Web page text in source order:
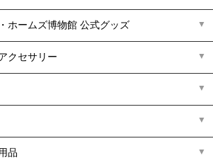
ホームズ博物館 公式グッズ
クセサリー
品